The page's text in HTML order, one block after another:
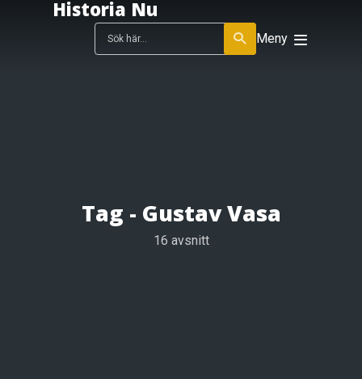
Historia Nu
Meny
Tag - Gustav Vasa
16 avsnitt